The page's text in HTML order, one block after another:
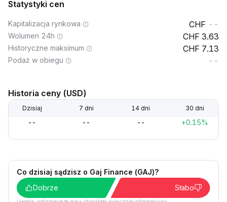
Statystyki cen
Kapitalizacja rynkowa --
Wolumen 24h 3.63
Historyczne maksimum 7.13
Podaż w obiegu --
Historia ceny (USD)
Dzisiaj 7 dni 14 dni 30 dni
-- -- -- +0.15%
Co dzisiaj sądzisz o Gaj Finance (GAJ)?
Dobrze
Słabo